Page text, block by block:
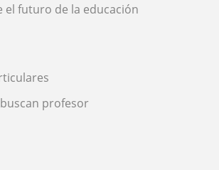
el futuro de la educación
profesor